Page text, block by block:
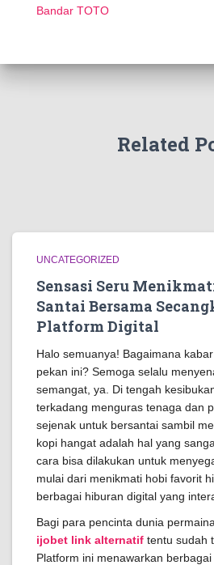
Bandar TOTO
Related
UNCATEGORIZED
Sensasi Seru
Santai Bersama
Platform Digital
Halo semuanya! Bagaimana
pekan ini? Semoga selalu
semangat, ya. Di tengah
terkadang menguras tenaga dan
sejenak untuk bersantai sambil
kopi hangat adalah hal yang
cara bisa dilakukan untuk
mulai dari menikmati hobi favorit
berbagai hiburan digital yang
Bagi para pencinta dunia
ijobet link alternatif tentu sudah
Platform ini menawarkan